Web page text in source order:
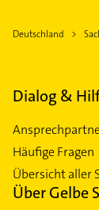
Deutschland
Dialog &
Häufige Fragen
Übersicht aller
Über Gelbe